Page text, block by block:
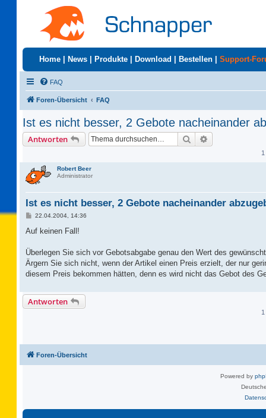
Home News Produkte Download Bestellen Support-
FAQ
Foren-Übersicht FAQ
Ist es nicht besser, 2 Gebote nacheinander
Antworten Suche
Robert Beer
Administrator
Ist es nicht besser, 2 Gebote nacheinander
B
a
22.04.2004, 14:36
Auf keinen Fall!
Überlegen Sie sich vor Gebotsabgabe genau den Wert des
Ärgern Sie sich nicht, wenn der Artikel einen Preis erzielt, der nur
diesem Preis bekommen hätten, denn es wird nicht das Gebot des
Antworten
Foren-Übersicht
Powered by